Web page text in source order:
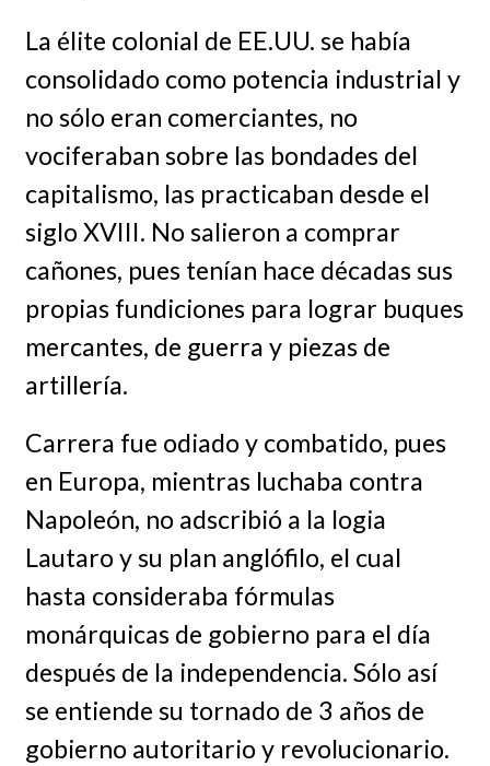
La élite colonial de EE.UU. se había
consolidado como potencia industrial y
no sólo eran comerciantes, no
vociferaban sobre las bondades del
capitalismo, las practicaban desde el
siglo XVIII. No salieron a comprar
cañones, pues tenían hace décadas sus
propias fundiciones para lograr buques
mercantes, de guerra y piezas de
artillería.
Carrera fue odiado y combatido, pues
en Europa, mientras luchaba contra
Napoleón, no adscribió a la logia
Lautaro y su plan anglófilo, el cual
hasta consideraba fórmulas
monárquicas de gobierno para el día
después de la independencia. Sólo así
se entiende su tornado de 3 años de
gobierno autoritario y revolucionario.